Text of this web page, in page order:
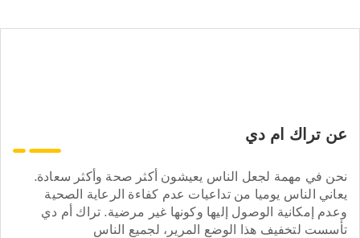
عن تراك ام دي
نحن في مهمة لجعل الناس يعيشون أكثر صحة وأكثر سعادة.
يعاني الناس يوميا من تداعيات عدم كفاءة الرعاية الصحية
وعدم إمكانية الوصول إليها وكونها غير مرضية. تراك أم دي
تأسست لتخفيف هذا الوضع المرير، لجميع الناس